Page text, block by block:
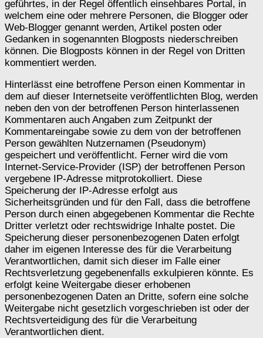
geführtes, in der Regel öffentlich einsehbares Portal, in
welchem eine oder mehrere Personen, die Blogger oder
Web-Blogger genannt werden, Artikel posten oder
Gedanken in sogenannten Blogposts niederschreiben
können. Die Blogposts können in der Regel von Dritten
kommentiert werden.
Hinterlässt eine betroffene Person einen Kommentar in
dem auf dieser Internetseite veröffentlichten Blog, werden
neben den von der betroffenen Person hinterlassenen
Kommentaren auch Angaben zum Zeitpunkt der
Kommentareingabe sowie zu dem von der betroffenen
Person gewählten Nutzernamen (Pseudonym)
gespeichert und veröffentlicht. Ferner wird die vom
Internet-Service-Provider (ISP) der betroffenen Person
vergebene IP-Adresse mitprotokolliert. Diese
Speicherung der IP-Adresse erfolgt aus
Sicherheitsgründen und für den Fall, dass die betroffene
Person durch einen abgegebenen Kommentar die Rechte
Dritter verletzt oder rechtswidrige Inhalte postet. Die
Speicherung dieser personenbezogenen Daten erfolgt
daher im eigenen Interesse des für die Verarbeitung
Verantwortlichen, damit sich dieser im Falle einer
Rechtsverletzung gegebenenfalls exkulpieren könnte. Es
erfolgt keine Weitergabe dieser erhobenen
personenbezogenen Daten an Dritte, sofern eine solche
Weitergabe nicht gesetzlich vorgeschrieben ist oder der
Rechtsverteidigung des für die Verarbeitung
Verantwortlichen dient.